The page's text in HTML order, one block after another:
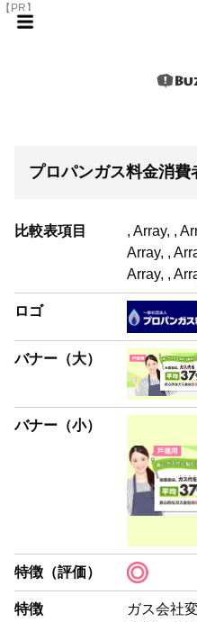
【PR】
プロパンガス料金消費
比較表項目
, Array, ,
Array, ,
Array, ,
ロゴ
バナー（大）
バナー（小）
特徴（評価）
特徴
ガス会社